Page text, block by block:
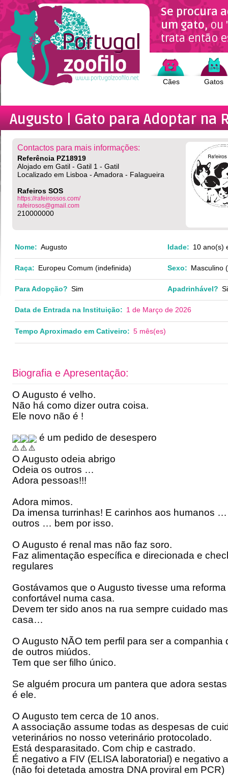
Se procura
um gato,ou
trata então
Cães Gatos
Augusto | Gatopara Adoptar na
Contactos para mais informações:
Referência PZ18919
Alojado em Gatil - Gatil 1 - Gatil
Localizado em Lisboa - Amadora - Falagueira
Rafeiros SOS
https://rafeirossos.com/
rafeirosos@gmail.com
210000000
Nome: Augusto Idade: 10 ano(s)
Raça: Europeu Comum (indefinida) Sexo: Masculino
Para Adopção? Sim Apadrinhável?
Data de Entrada na Instituição: 1 de Março de 2026
Tempo Aproximado em Cativeiro: 5 mês(es)
Biografia e Apresentação:
O Augusto é velho.
Não há como dizer outra coisa.
Ele novo não é !
é um pedido de desespero
O Augusto odeia abrigo
Odeia os outros …
Adora pessoas!!!
Adora mimos.
Da imensa turrinhas! E carinhos aos humanos
outros … bem por isso.
O Augusto é renal mas não faz soro.
Faz alimentação específica e direcionada e
regulares
Gostávamos que o Augusto tivesse uma reforma
confortável numa casa.
Devem ter sido anos na rua sempre cuidado
casa…
O Augusto NÃO tem perfil para ser a companhia
de outros miúdos.
Tem que ser filho único.
Se alguém procura um pantera que adora
é ele.
O Augusto tem cerca de 10 anos.
A associação assume todas as despesas de
veterinários no nosso veterinário protocolado.
Está desparasitado. Com chip e castrado.
É negativo a FIV (ELISA laboratorial) e negativo
(não foi detetada amostra DNA proviral em PCR)